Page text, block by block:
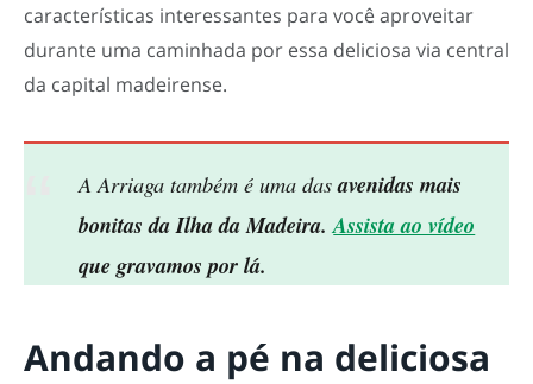
características interessantes para você aproveitar
durante uma caminhada por essa deliciosa via central
da capital madeirense.
A Arriaga também é uma dasavenidas mais
bonitas da Ilha da Madeira.Assista ao vídeo
que gravamos por lá.
Andando a pé na deliciosa